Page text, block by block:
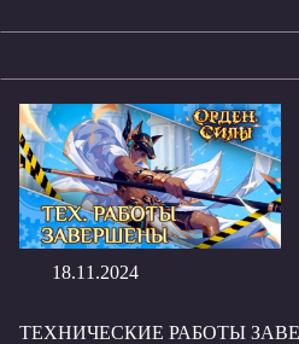
18.11.2024
ТЕХНИЧЕСКИЕ РАБОТЫ